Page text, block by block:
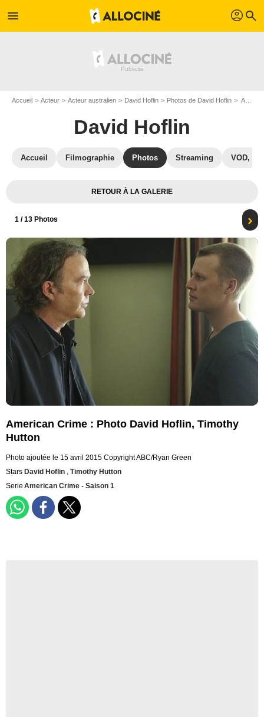
menu profil search
Accueil Acteur Acteur australien David Hoflin Photos de David Hoflin American Crime : Photo David Hoflin, Timothy Hutton
David Hoflin
Accueil Filmographie Photos Streaming VOD,
RETOUR À LA GALERIE
1 / 13 Photos
American Crime : Photo David Hoflin, Timothy
Hutton
Photo ajoutée le 15 avril 2015 Copyright ABC/Ryan Green
Stars David Hoflin , Timothy Hutton
Serie American Crime - Saison 1